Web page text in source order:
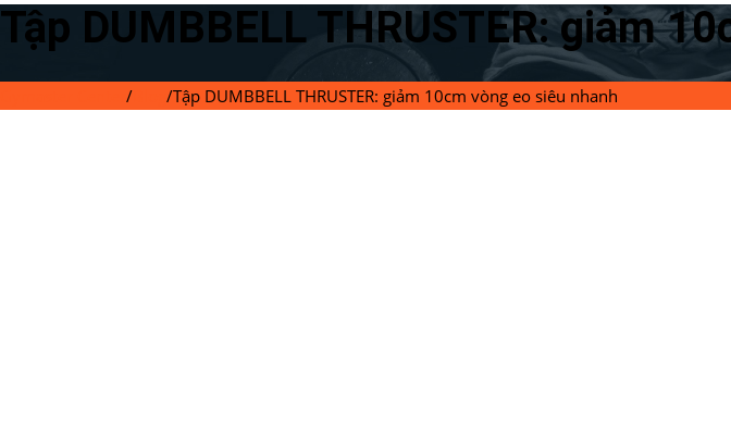
Tập DUMBBELL THRUSTER: giảm
/ /Tập DUMBBELL THRUSTER: giảm 10cm vòng eo siêu nhanh